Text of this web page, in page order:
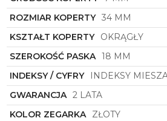
ROZMIAR KOPERTY 34 MM
KSZTAŁT KOPERTY OKRĄGŁY
SZEROKOŚĆ PASKA 18 MM
INDEKSY / CYFRY
INDEKSY
GWARANCJA 2 LATA
KOLOR ZEGARKA ZŁOTY